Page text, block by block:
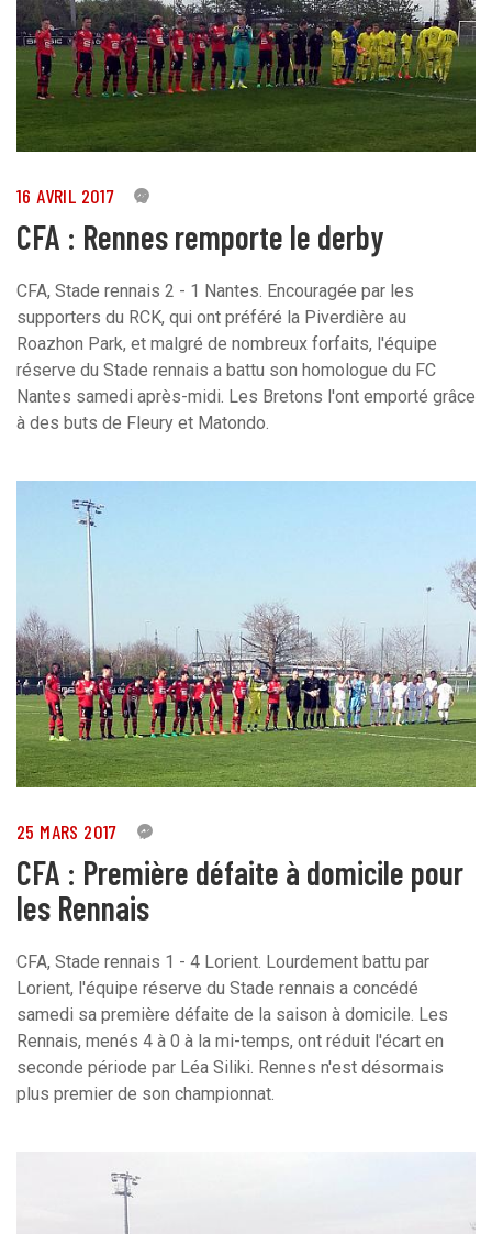
16 AVRIL 2017 5
CFA : Rennes remporte le derby
CFA, Stade rennais 2 - 1 Nantes. Encouragée par les
supporters du RCK, qui ont préféré la Piverdière au
Roazhon Park, et malgré de nombreux forfaits, l'équipe
réserve du Stade rennais a battu son homologue du FC
Nantes samedi après-midi. Les Bretons l'ont emporté grâce
à des buts de Fleury et Matondo.
25 MARS 2017 7
CFA : Première défaite à domicile pour
les Rennais
CFA, Stade rennais 1 - 4 Lorient. Lourdement battu par
Lorient, l'équipe réserve du Stade rennais a concédé
samedi sa première défaite de la saison à domicile. Les
Rennais, menés 4 à 0 à la mi-temps, ont réduit l'écart en
seconde période par Léa Siliki. Rennes n'est désormais
plus premier de son championnat.